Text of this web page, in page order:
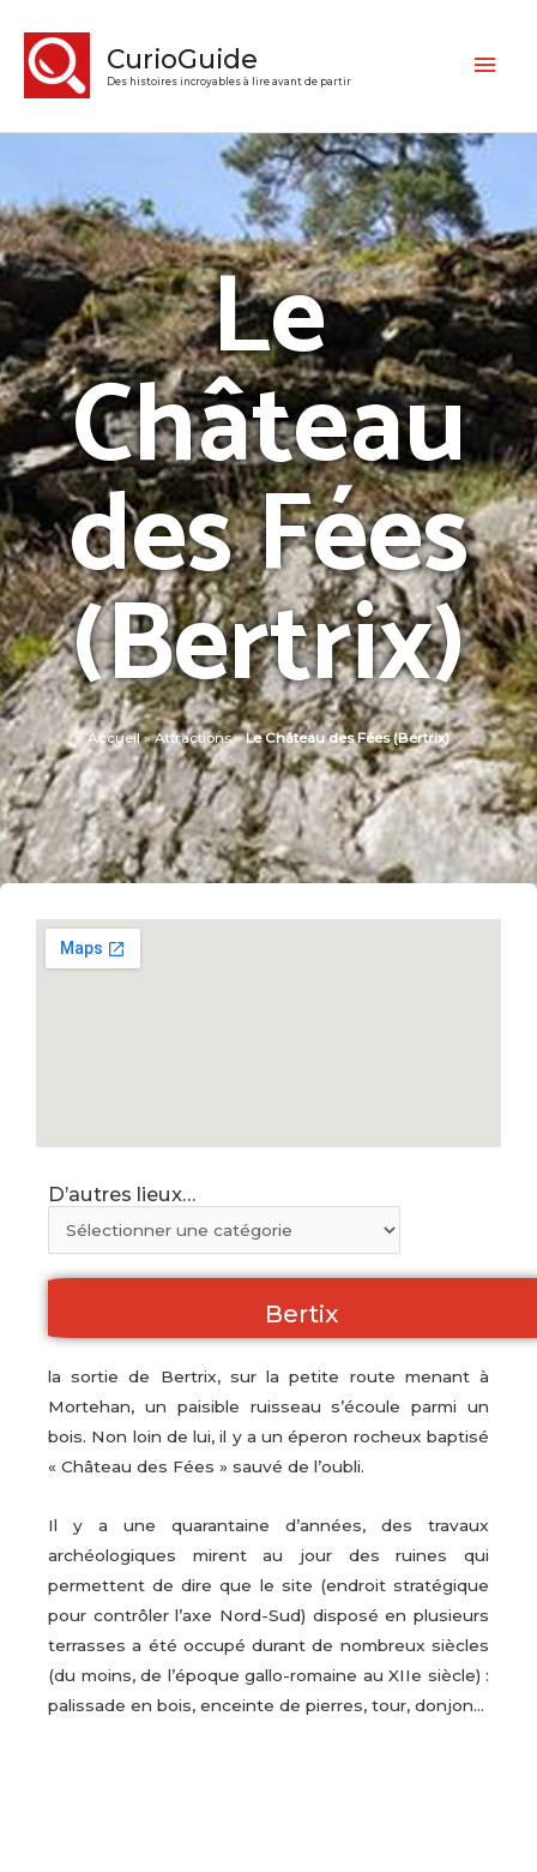
CurioGuide
Des histoires incroyables à lire avant de partir
Le
Château
des Fées
(Bertrix)
Accueil»Attractions»Le Château des Fées (Bertrix)
D’autres lieux…
Bertix
la sortie de Bertrix, sur la petite route menant à
Mortehan, un paisible ruisseau s’écoule parmi un
bois. Non loin de lui, il y a un éperon rocheux baptisé
« Château des Fées » sauvé de l’oubli.
Il y a une quarantaine d’années, des travaux
archéologiques mirent au jour des ruines qui
permettent de dire que le site (endroit stratégique
pour contrôler l’axe Nord-Sud) disposé en plusieurs
terrasses a été occupé durant de nombreux siècles
(du moins, de l’époque gallo-romaine au XIIe siècle) :
palissade en bois, enceinte de pierres, tour, donjon…